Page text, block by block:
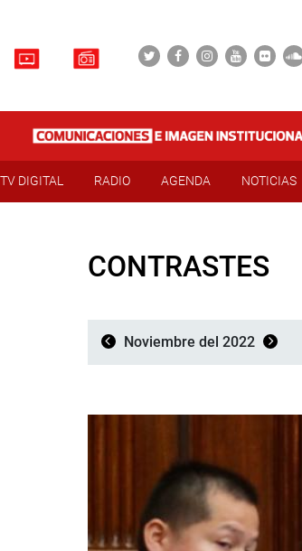
TV DIGITAL RADIO AGENDA NOTICIAS
CONTRASTES
Noviembre del 2022